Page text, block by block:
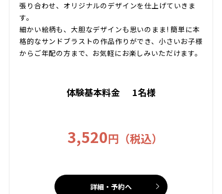
張り合わせ、オリジナルのデザインを仕上げていきま
す。
細かい絵柄も、大胆なデザインも思いのまま! 簡単に本
格的なサンドブラストの作品作りができ、小さいお子様
からご年配の方まで、お気軽にお楽しみいただけます。
体験基本料金 1名様
3,520円（税込）
詳細・予約へ